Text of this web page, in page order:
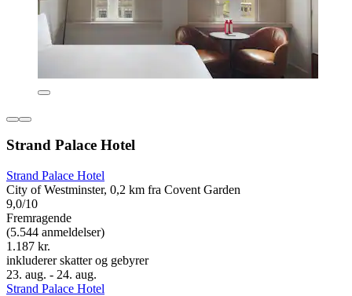
Strand Palace Hotel
Strand Palace Hotel
City of Westminster, 0,2 km fra Covent Garden
9,0/10
Fremragende
(5.544 anmeldelser)
1.187 kr.
inkluderer skatter og gebyrer
23. aug. - 24. aug.
Strand Palace Hotel